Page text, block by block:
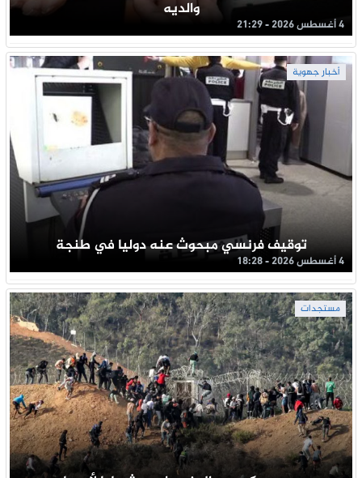
والديه
4 أغسطس 2026 - 21:29
أخبار جهوية
توقيف فرنسي مبحوث عنه دوليا في طنجة
4 أغسطس 2026 - 18:28
مستجدات